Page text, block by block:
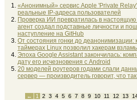
«Анонимный» сервис Apple 'Private
реальные IP-адреса пользователей
Проверка ИИ превратилась в настоящую
агент создал подставные личности и
наступление на GitHub
От состояния гонки до деанонимизации:
таймерах Linux позволил хакерам
Эпоха Google Assistant закончилась:
дату его исчезновения с Android
20 моделей роутеров годами слали
сервер — производитель говорит, что
← 1 2 3 4 5 6 7 8 9 10 11 12 13